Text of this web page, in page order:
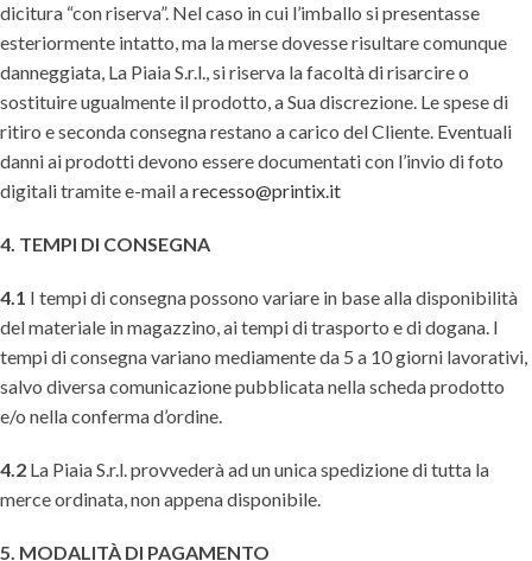
dicitura “con riserva”. Nel caso in cui l’imballo si presentasse
esteriormente intatto, ma la merse dovesse risultare comunque
danneggiata, La Piaia S.r.l., si riserva la facoltà di risarcire o
sostituire ugualmente il prodotto, a Sua discrezione. Le spese di
ritiro e seconda consegna restano a carico del Cliente. Eventuali
danni ai prodotti devono essere documentati con l’invio di foto
digitali tramite e-mail arecesso@printix.it
4. TEMPI DI CONSEGNA
4.1 I tempi di consegna possono variare in base alla disponibilità
del materiale in magazzino, ai tempi di trasporto e di dogana. I
tempi di consegna variano mediamente da 5 a 10 giorni lavorativi,
salvo diversa comunicazione pubblicata nella scheda prodotto
e/o nella conferma d’ordine.
4.2 La Piaia S.r.l. provvederà ad un unica spedizione di tutta la
merce ordinata, non appena disponibile.
5. MODALITÀ DI PAGAMENTO